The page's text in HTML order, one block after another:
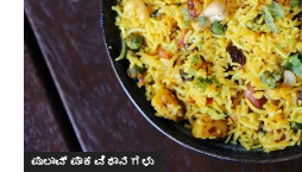
ಪುಲಾವ್ ಪಾಕವಿಧಾನಗಳು